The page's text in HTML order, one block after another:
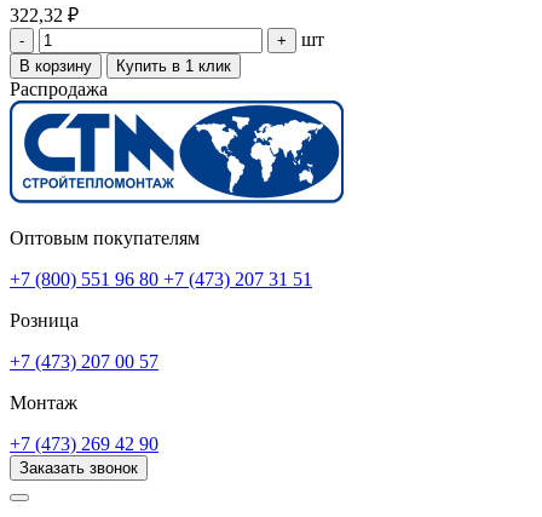
322,32 ₽
- + шт
В корзину Купить в 1 клик
Распродажа
Оптовым покупателям
+7 (800) 551 96 80 +7 (473) 207 31 51
Розница
+7 (473) 207 00 57
Монтаж
+7 (473) 269 42 90
Заказать звонок